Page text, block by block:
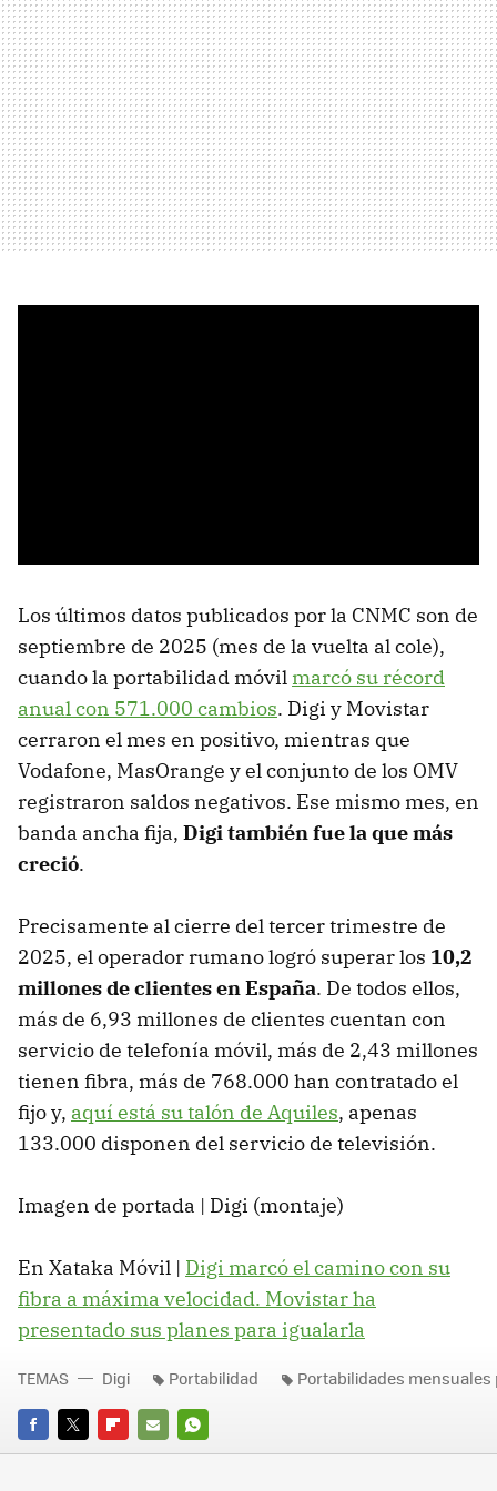
Los últimos datos publicados por la CNMC son de
septiembre de 2025 (mes de la vuelta al cole),
cuando la portabilidad móvil marcó su récord
anual con 571.000 cambios. Digi y Movistar
cerraron el mes en positivo, mientras que
Vodafone, MasOrange y el conjunto de los OMV
registraron saldos negativos. Ese mismo mes, en
banda ancha fija, Digi también fue la que más
creció.
Precisamente al cierre del tercer trimestre de
2025, el operador rumano logró superar los 10,2
millones de clientes en España. De todos ellos,
más de 6,93 millones de clientes cuentan con
servicio de telefonía móvil, más de 2,43 millones
tienen fibra, más de 768.000 han contratado el
fijo y, aquí está su talón de Aquiles, apenas
133.000 disponen del servicio de televisión.
Imagen de portada | Digi (montaje)
En Xataka Móvil | Digi marcó el camino con su
fibra a máxima velocidad. Movistar ha
presentado sus planes para igualarla
FACEBOOK
TWITTERFLIPBOARD
E-
WHATSAPP
TEMAS Digi Portabilidad Portabilidades mensuales